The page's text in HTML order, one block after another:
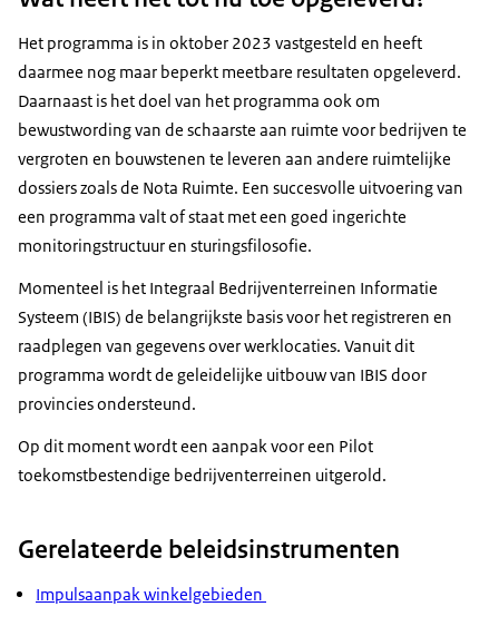
Het programma is in oktober 2023 vastgesteld en heeft
daarmee nog maar beperkt meetbare resultaten opgeleverd.
Daarnaast is het doel van het programma ook om
bewustwording van de schaarste aan ruimte voor bedrijven te
vergroten en bouwstenen te leveren aan andere ruimtelijke
dossiers zoals de Nota Ruimte. Een succesvolle uitvoering van
een programma valt of staat met een goed ingerichte
monitoringstructuur en sturingsfilosofie.
Momenteel is het Integraal Bedrijventerreinen Informatie
Systeem (IBIS) de belangrijkste basis voor het registreren en
raadplegen van gegevens over werklocaties. Vanuit dit
programma wordt de geleidelijke uitbouw van IBIS door
provincies ondersteund.
Op dit moment wordt een aanpak voor een Pilot
toekomstbestendige bedrijventerreinen uitgerold.
Gerelateerde beleidsinstrumenten
Impulsaanpak winkelgebieden